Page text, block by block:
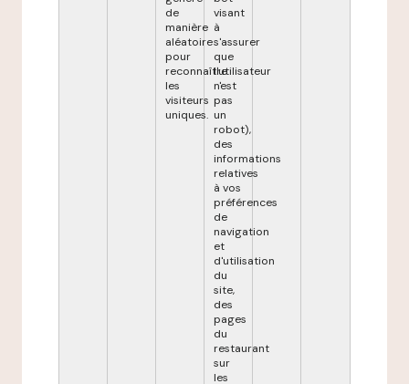
de
manière
aléatoire
pour
reconnaître
les
visiteurs
uniques.
visant
à
s'assurer
que
l'utilisateur
n'est
pas
un
robot),
des
informations
relatives
à vos
préférences
de
navigation
et
d'utilisation
du
site,
des
pages
du
restaurant
sur
les